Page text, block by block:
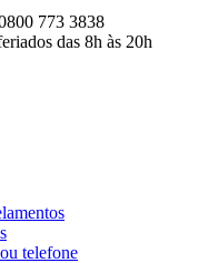
773 3838
das 8h às 20h
telefone